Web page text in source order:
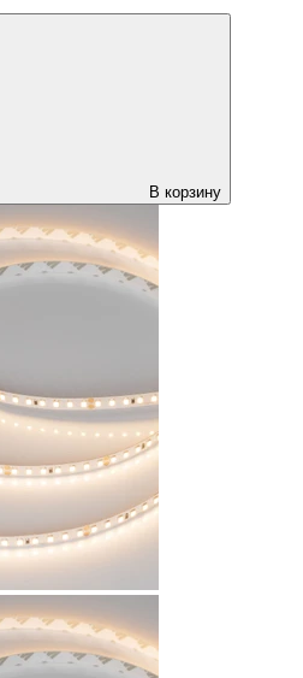
В корзину